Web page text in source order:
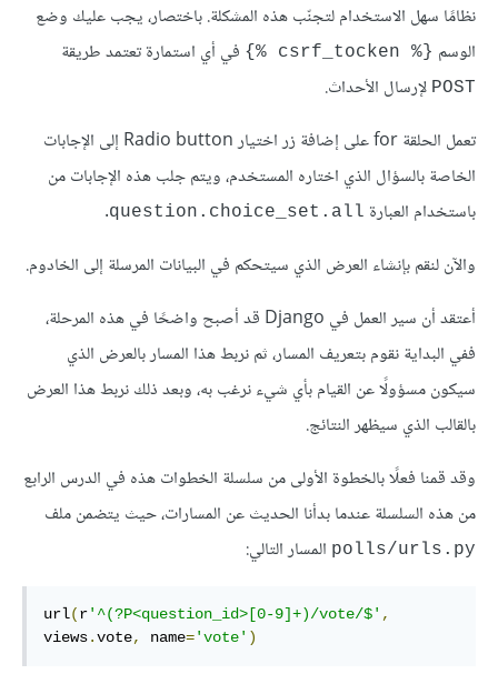
نظامًا سهل الاستخدام لتجنّب هذه المشكلة. باختصار، يجب عليك وضع
الوسم {% csrf_tocken %} في أي استمارة تعتمد طريقة
POST ﻹرسال اﻷحداث.
تعمل الحلقة for على إضافة زر اختيار Radio button إلى الإجابات
الخاصة بالسؤال الذي اختاره المستخدم، ويتم جلب هذه الإجابات من
باستخدام العبارة question.choice_set.all
.
والآن لنقم بإنشاء العرض الذي سيتحكم في البيانات المرسلة إلى الخادوم.
أعتقد أن سير العمل في Django قد أصبح واضحًا في هذه المرحلة،
ففي البداية نقوم بتعريف المسار، ثم نربط هذا المسار بالعرض الذي
سيكون مسؤولًا عن القيام بأي شيء نرغب به، وبعد ذلك نربط هذا العرض
بالقالب الذي سيظهر النتائج.
وقد قمنا فعلًا بالخطوة الأولى من سلسلة الخطوات هذه في الدرس الرابع
من هذه السلسلة عندما بدأنا الحديث عن المسارات، حيث يتضمن ملف
polls/urls.py المسار التالي:
url(r'^(?P<question_id>[0-9]+)/vote/$' ,
views.vote, name='vote' )